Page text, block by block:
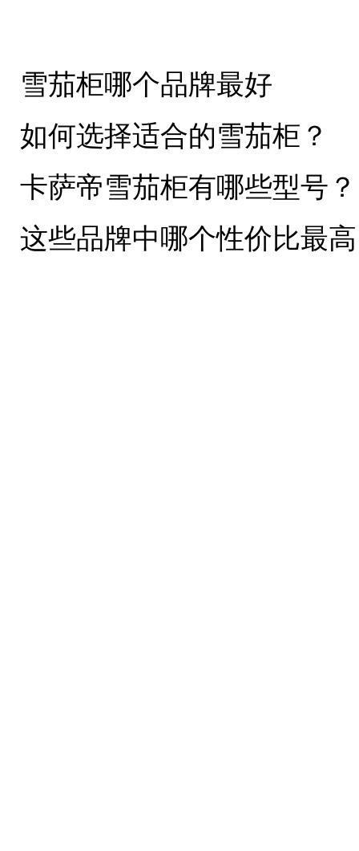
雪茄柜哪个品牌最好
如何选择适合的雪茄柜？
卡萨帝雪茄柜有哪些型号？
这些品牌中哪个性价比最